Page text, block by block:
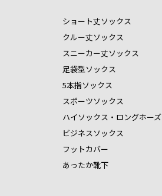
ショート丈ソックス
クルー丈ソックス
スニーカー丈ソックス
足袋型ソックス
5本指ソックス
スポーツソックス
ハイソックス・ロングホーズ
ビジネスソックス
フットカバー
あったか靴下